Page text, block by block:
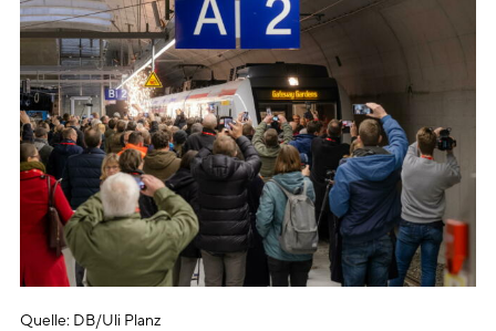
Quelle: DB/Uli Planz